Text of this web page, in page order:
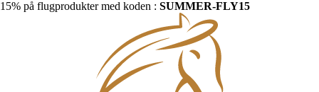
15% på flugprodukter med koden : SUMMER-FLY15